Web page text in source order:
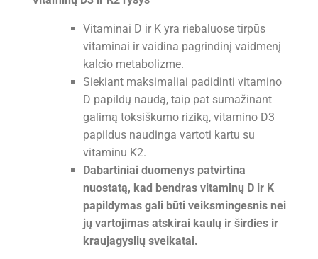
Vitaminai D ir K yra riebaluose tirpūs
vitaminai ir vaidina pagrindinį vaidmenį
kalcio metabolizme.
Siekiant maksimaliai padidinti vitamino
D papildų naudą, taip pat sumažinant
galimą toksiškumo riziką, vitamino D3
papildus naudinga vartoti kartu su
vitaminu K2.
Dabartiniai duomenys patvirtina
nuostatą, kad bendras vitaminų D ir K
papildymas gali būti veiksmingesnis nei
jų vartojimas atskirai kaulų ir širdies ir
kraujagyslių sveikatai.